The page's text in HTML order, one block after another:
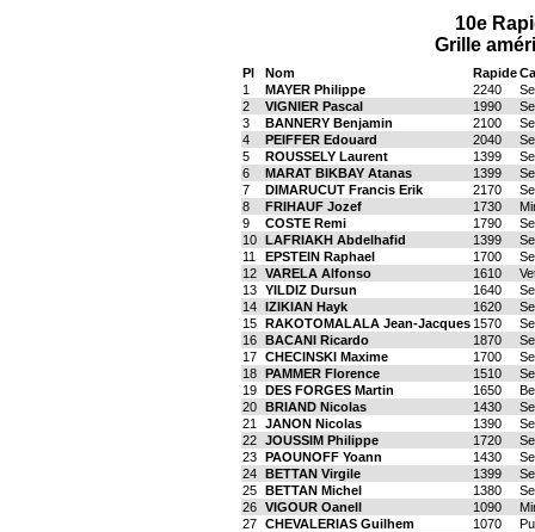
10e
Grille
Pl Nom Rapide
1
MAYER Philippe 2240
2
VIGNIER Pascal 1990
3
BANNERY Benjamin 2100
4
PEIFFER Edouard 2040
5
ROUSSELY Laurent 1399
6
MARAT BIKBAY Atanas 1399
7
DIMARUCUT Francis Erik 2170
8
FRIHAUF Jozef 1730
9
COSTE Remi 1790
10
LAFRIAKH Abdelhafid 1399
11
EPSTEIN Raphael 1700
12
VARELA Alfonso 1610
13
YILDIZ Dursun 1640
14
IZIKIAN Hayk 1620
15
RAKOTOMALALA Jean-Jacques 1570
16
BACANI Ricardo 1870
17
CHECINSKI Maxime 1700
18
PAMMER Florence 1510
19
DES FORGES Martin 1650
20
BRIAND Nicolas 1430
21
JANON Nicolas 1390
22
JOUSSIM Philippe 1720
23
PAOUNOFF Yoann 1430
24
BETTAN Virgile 1399
25
BETTAN Michel 1380
26
VIGOUR Oanell 1090
27
CHEVALERIAS Guilhem 1070